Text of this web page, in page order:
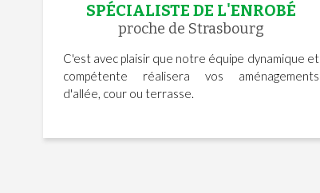
SPÉCIALISTE DE L'ENROBÉ
proche de Strasbourg
C'est avec plaisir que notre équipe dynamique et
compétente réalisera vos aménagements
d'allée, cour ou terrasse.